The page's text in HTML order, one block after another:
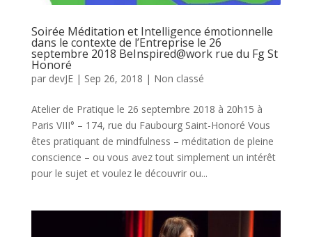
Soirée Méditation et Intelligence émotionnelle
dans le contexte de l’Entreprise le 26
septembre 2018 BeInspired@work rue du Fg St
Honoré
par devJE| Sep 26, 2018 | Non classé
Atelier de Pratique le 26 septembre 2018 à 20h15 à
Paris VIII° – 174, rue du Faubourg Saint-Honoré Vous
êtes pratiquant de mindfulness – méditation de pleine
conscience – ou vous avez tout simplement un intérêt
pour le sujet et voulez le découvrir ou...